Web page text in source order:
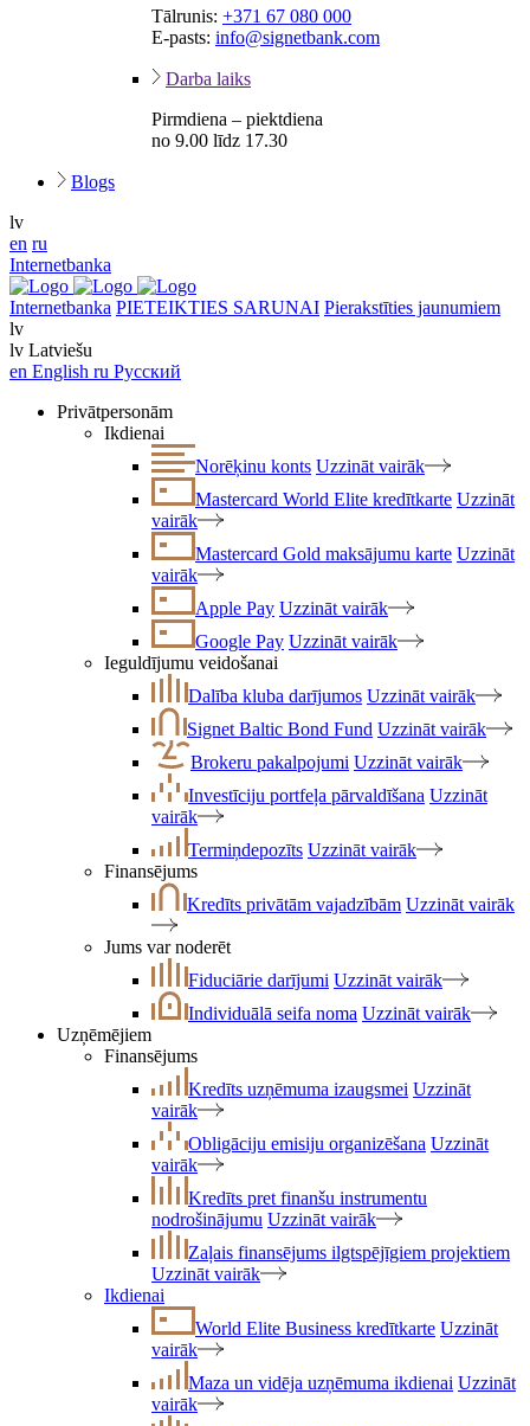
Tālrunis: +371 67 080 000
E-pasts: info@signetbank.com
Darba laiks
Pirmdiena – piektdiena
no 9.00 līdz 17.30
Blogs
lv
en ru
Internetbanka
Internetbanka PIETEIKTIES SARUNAI Pierakstīties jaunumiem
lv
lv Latviešu
en English ru Русский
Privātpersonām
Ikdienai
Norēķinu konts Uzzināt vairāk
Mastercard World Elite kredītkarte Uzzināt
vairāk
Mastercard Gold maksājumu karte Uzzināt
vairāk
Apple Pay Uzzināt vairāk
Google Pay Uzzināt vairāk
Ieguldījumu veidošanai
Dalība kluba darījumos Uzzināt vairāk
Signet Baltic Bond Fund Uzzināt vairāk
Brokeru pakalpojumi Uzzināt vairāk
Investīciju portfeļa pārvaldīšana Uzzināt
vairāk
Termiņdepozīts Uzzināt vairāk
Finansējums
Kredīts privātām vajadzībām Uzzināt vairāk
Jums var noderēt
Fiduciārie darījumi Uzzināt vairāk
Individuālā seifa noma Uzzināt vairāk
Uzņēmējiem
Finansējums
Kredīts uzņēmuma izaugsmei Uzzināt
vairāk
Obligāciju emisiju organizēšana Uzzināt
vairāk
Kredīts pret finanšu instrumentu
nodrošinājumu Uzzināt vairāk
Zaļais finansējums ilgtspējīgiem projektiem
Uzzināt vairāk
Ikdienai
World Elite Business kredītkarte Uzzināt
vairāk
Maza un vidēja uzņēmuma ikdienai Uzzināt
vairāk